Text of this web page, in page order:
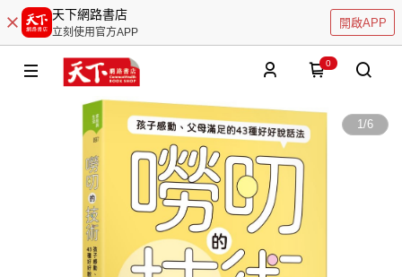
天下網路書店
立刻使用官方APP
開啟APP
0
1/6